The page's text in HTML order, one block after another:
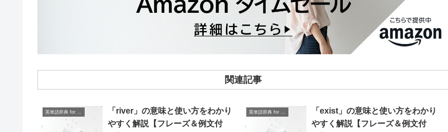
関連記事
「river」の意味と使い方をわかり
やすく解説【フレーズ＆例文付
「exist」の意味と使い方をわかり
やすく解説【フレーズ＆例文付